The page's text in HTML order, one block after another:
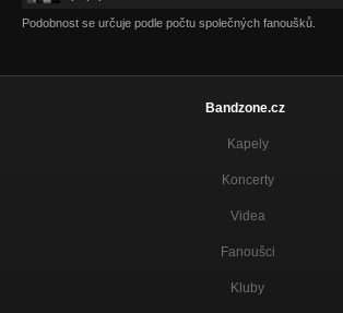
Podobnost se určuje podle počtu společných fanoušků.
Bandzone.cz
Kapely
Koncerty
Videa
Fanoušci
Kluby